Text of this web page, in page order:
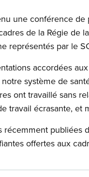
une conférence
de la Régie de
représentés par le
accordées
système de
ont travaillé sans
travail écrasante, et
récemment publiées
offertes aux